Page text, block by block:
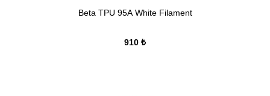
Beta TPU 95A White Filament
910 ₺